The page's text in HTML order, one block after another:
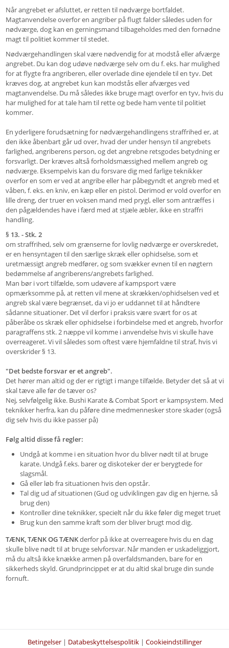
Når angrebet er afsluttet, er retten til nødværge bortfaldet.
Magtanvendelse overfor en angriber på flugt falder således uden for
nødværge, dog kan en gerningsmand tilbageholdes med den fornødne
magt til politiet kommer til stedet.
Nødværgehandlingen skal være nødvendig for at modstå eller afværge
angrebet. Du kan dog udøve nødværge selv om du f. eks. har mulighed
for at flygte fra angriberen, eller overlade dine ejendele til en tyv. Det
kræves dog, at angrebet kun kan modstås eller afværges ved
magtanvendelse. Du må således ikke bruge magt overfor en tyv, hvis du
har mulighed for at tale ham til rette og bede ham vente til politiet
kommer.
En yderligere forudsætning for nødværgehandlingens straffrihed er, at
den ikke åbenbart går ud over, hvad der under hensyn til angrebets
farlighed, angriberens person, og det angrebne retsgodes betydning er
forsvarligt. Der kræves altså forholdsmæssighed mellem angreb og
nødværge. Eksempelvis kan du forsvare dig med farlige teknikker
overfor en som er ved at angribe eller har påbegyndt et angreb med et
våben, f. eks. en kniv, en kæp eller en pistol. Derimod er vold overfor en
lille dreng, der truer en voksen mand med prygl, eller som antræffes i
den pågældendes have i færd med at stjæle æbler, ikke en straffri
handling.
§ 13. -Stk. 2
om straffrihed, selv om grænserne for lovlig nødværge er overskredet,
er en hensyntagen til den særlige skræk eller ophidselse, som et
uretmæssigt angreb medfører, og som svækker evnen til en nøgtern
bedømmelse af angriberens/angrebets farlighed.
Man bør i vort tilfælde, som udøvere af kampsport være
opmærksomme på, at retten vil mene at skrækken/ophidselsen ved et
angreb skal være begrænset, da vi jo er uddannet til at håndtere
sådanne situationer. Det vil derfor i praksis være svært for os at
påberåbe os skræk eller ophidselse i forbindelse med et angreb, hvorfor
paragraffens stk. 2 næppe vil komme i anvendelse hvis vi skulle have
overreageret. Vi vil således som oftest være hjemfaldne til straf, hvis vi
overskrider § 13.
"Det bedste forsvar er et angreb".
Det hører man altid og der er rigtigt i mange tilfælde. Betyder det så at vi
skal tæve alle før de tæver os?
Nej, selvfølgelig ikke. Bushi Karate & Combat Sport er kampsystem. Med
teknikker herfra, kan du påføre dine medmennesker store skader (også
dig selv hvis du ikke passer på)
Følg altid disse få regler:
Undgå at komme i en situation hvor du bliver nødt til at bruge
karate. Undgå f.eks. barer og diskoteker der er berygtede for
slagsmål.
Gå eller løb fra situationen hvis den opstår.
Tal dig ud af situationen (Gud og udviklingen gav dig en hjerne, så
brug den)
Kontroller dine teknikker, specielt når du ikke føler dig meget truet
Brug kun den samme kraft som der bliver brugt mod dig.
TÆNK, TÆNK OG TÆNKderfor på ikke at overreagere hvis du en dag
skulle blive nødt til at bruge selvforsvar. Når manden er uskadeliggjort,
må du altså ikke knække armen på overfaldsmanden, bare for en
sikkerheds skyld. Grundprincippet er at du altid skal bruge din sunde
fornuft.
Betingelser | Databeskyttelsespolitik | Cookieindstillinger